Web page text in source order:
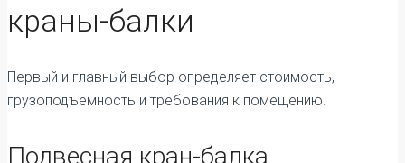
краны-балки
Первый и главный выбор определяет стоимость,
грузоподъемность и требования к помещению.
Подвесная кран-балка